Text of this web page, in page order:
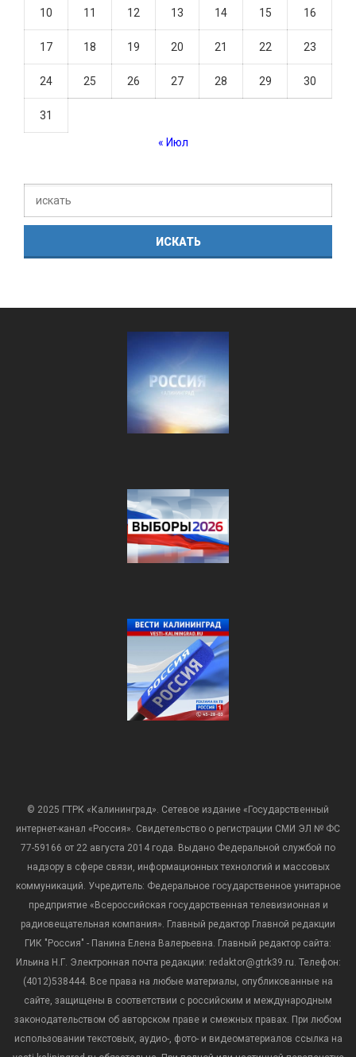
10 11 12 13 14 15 16
17 18 19 20 21 22 23
24 25 26 27 28 29 30
31
« Июл
© 2025 ГТРК «Калининград». Сетевое издание «Государственный
интернет-канал «Россия». Свидетельство о регистрации СМИ ЭЛ № ФС
77-59166 от 22 августа 2014 года. Выдано Федеральной службой по
надзору в сфере связи, информационных технологий и массовых
коммуникаций. Учредитель: Федеральное государственное унитарное
предприятие «Всероссийская государственная телевизионная и
радиовещательная компания». Главный редактор Главной редакции
ГИК "Россия" - Панина Елена Валерьевна. Главный редактор сайта:
Ильина Н.Г. Электронная почта редакции: redaktor@gtrk39.ru. Телефон:
(4012)538444. Все права на любые материалы, опубликованные на
сайте, защищены в соответствии с российским и международным
законодательством об авторском праве и смежных правах. При любом
использовании текстовых, аудио-, фото- и видеоматериалов ссылка на